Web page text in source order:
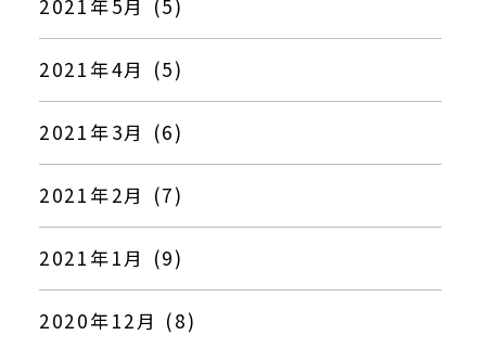
2021年5月 (5)
2021年4月 (5)
2021年3月 (6)
2021年2月 (7)
2021年1月 (9)
2020年12月 (8)